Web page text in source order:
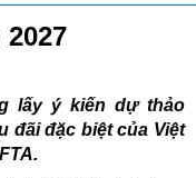
lấy ý kiến dự thảo
đãi đặc biệt của Việt